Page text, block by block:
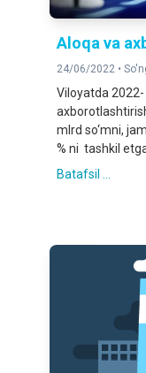
Aloqa va
24/06/2022 •
Viloyatda
mlrd so‘mni,
% ni tashkil
Batafsil ...